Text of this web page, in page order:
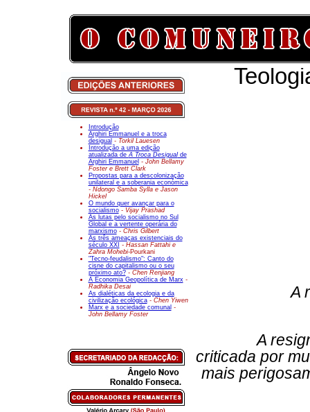
Introdução
Arghiri Emmanuel e a troca
desigual - Torkil Lauesen
Introdução a uma edição
atualizada deA Troca Desigualde
Arghiri Emmanuel - John Bellamy
Foster e Brett Clark
Propostas para a descolonização
unilateral e a soberania económica
- Ndongo Samba Sylla e Jason
Hickel
O mundo quer avançar para o
socialismo- Vijay Prashad
As lutas pelo socialismo no Sul
Global e a vertente operária do
marxismo- Chris Gilbert
As três ameaças existenciais do
século XXI - Hassan Fattahi e
Zahra Mohebi-Pourkani
"Tecno-feudalismo": Canto do
cisne do capitalismo ou o seu
próximo ato? - Chen Renjiang
A Economia Geopolítica de Marx-
Radhika Desai
As dialéticas da ecologia e da
civilização ecológica - Chen Yiwen
Marx e a sociedade comunal -
John Bellamy Foster
A
A
criticada por
mais